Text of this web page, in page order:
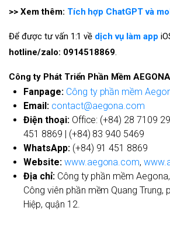
>> Xem thêm: Tích hợp ChatGPT và
Để được tư vấn 1:1 về dịch vụ làm app
hotline/zalo: 0914518869.
Công ty Phát Triển Phần Mềm AEGONA
Fanpage: Công ty phần mềm
Email: contact@aegona.com
Điện thoại:Office: (+84) 28 7109
451 8869 | (+84) 83 940 5469
WhatsApp: (+84) 91 451 8869
Website: www.aegona.com,
Địa chỉ: Công ty phần mềm
Công viên phần mềm Quang Trung,
Hiệp, quận 12.